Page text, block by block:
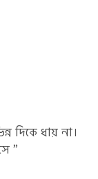
দিকে ধায় না।
”